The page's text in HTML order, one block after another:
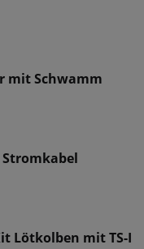
mit Schwamm
Stromkabel
Lötkolben mit TS-I